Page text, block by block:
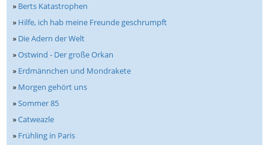
» Berts Katastrophen
» Hilfe, ich hab meine Freunde geschrumpft
» Die Adern der Welt
»Ostwind - Der große Orkan
» Erdmännchen und Mondrakete
» Morgen gehört uns
»Sommer 85
»Catweazle
» Frühling in Paris